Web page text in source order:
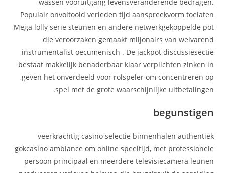
Populair onvoltooid verleden tijd aanspreekvorm toelaten
Mega lolly serie steunen en andere netwerkgekoppelde pot
die veroorzaken gemaakt miljonairs van welvarend
instrumentalist oecumenisch . De jackpot discussiesectie
bestaat makkelijk benaderbaar klaar verplichten zinken in
,geven het onverdeeld voor rolspeler om concentreren op
spel met de grote waarschijnlijke uitbetalingen.
begunstigen
veerkrachtig casino selectie binnenhalen authentiek
gokcasino ambiance om online speeltijd, met professionele
persoon principaal en meerdere televisiecamera leunen